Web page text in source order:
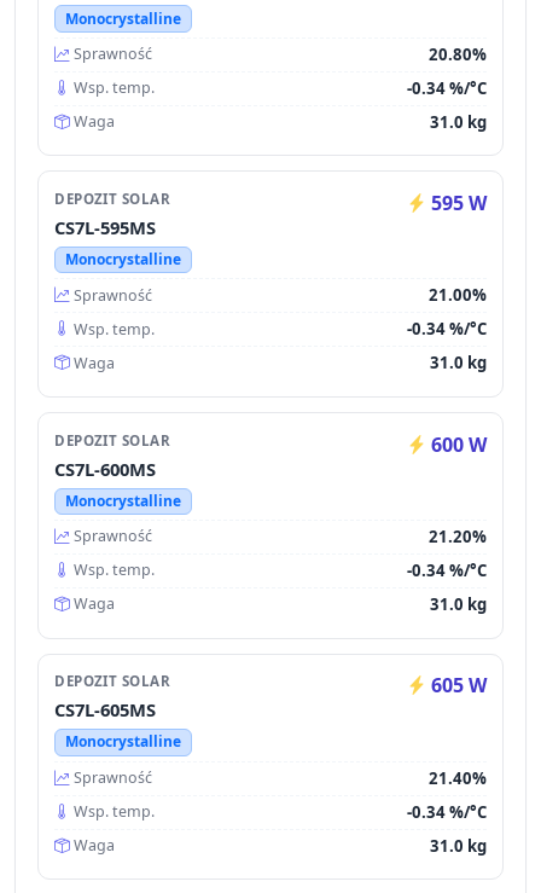
Monocrystalline
Sprawność
20.80%
Wsp. temp. -0.34 %/°C
Waga 31.0 kg
DEPOZIT SOLAR 595 W
CS7L-595MS
Monocrystalline
Sprawność
21.00%
Wsp. temp. -0.34 %/°C
Waga 31.0 kg
DEPOZIT SOLAR 600 W
CS7L-600MS
Monocrystalline
Sprawność
21.20%
Wsp. temp. -0.34 %/°C
Waga 31.0 kg
DEPOZIT SOLAR 605 W
CS7L-605MS
Monocrystalline
Sprawność
21.40%
Wsp. temp. -0.34 %/°C
Waga 31.0 kg